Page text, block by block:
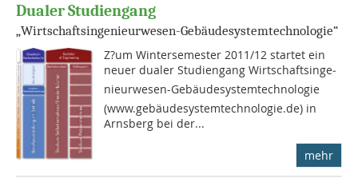
Dualer Studiengang
„Wirtschaftsingenieurwesen-Gebäudesystemtechnologie“
Z?um Wintersemester 2011/12 startet ein
neuer dualer Stu­dien­gang Wirtschafts­in­ge­
nieur­wesen-Gebäudesystemtechnologie
(www.gebäudesystemtechnologie.de) in
Arnsberg bei der...
mehr